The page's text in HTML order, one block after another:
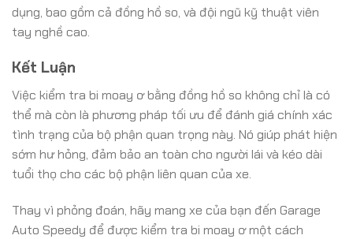
dụng, bao gồm cả đồng hồ so, và đội ngũ kỹ thuật viên
tay nghề cao.
Kết Luận
Việc kiểm tra bi moay ơ bằng đồng hồ so không chỉ là có
thể mà còn là phương pháp tối ưu để đánh giá chính xác
tình trạng của bộ phận quan trọng này. Nó giúp phát hiện
sớm hư hỏng, đảm bảo an toàn cho người lái và kéo dài
tuổi thọ cho các bộ phận liên quan của xe.
Thay vì phỏng đoán, hãy mang xe của bạn đến Garage
Auto Speedy để được kiểm tra bi moay ơ một cách